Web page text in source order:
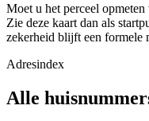
Moet u het perceel
Zie deze kaart dan als
zekerheid blijft een formele
Adresindex
Alle